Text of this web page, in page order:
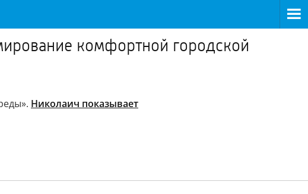
комфортной городской
Николаич показывает